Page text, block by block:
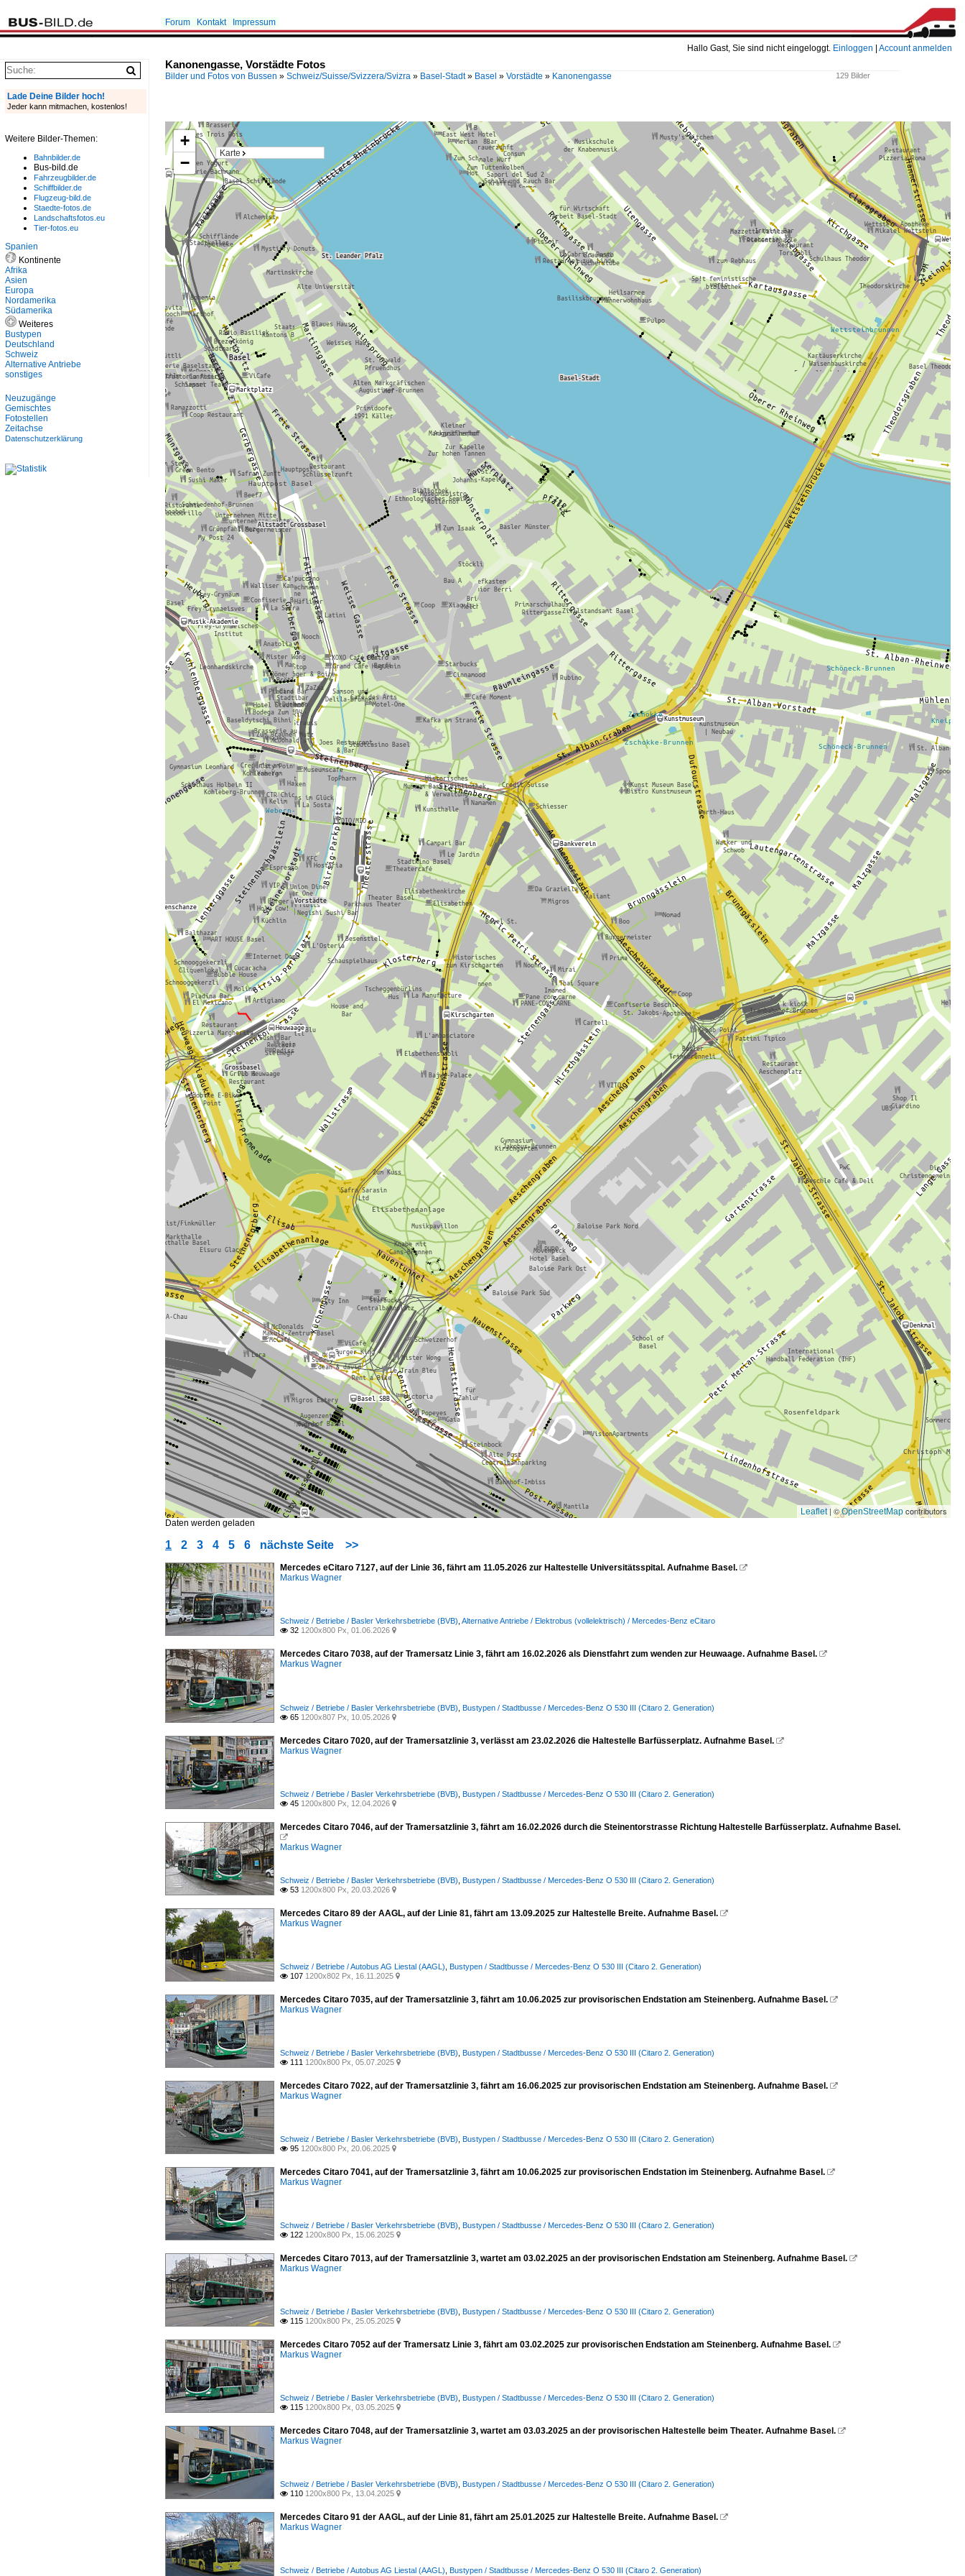
Hallo Gast, Sie sind nicht eingeloggt. Einloggen Account anmelden
Forum Kontakt Impressum
Kanonengasse, Vorstädte Fotos
129 Bilder
Bilder und Fotos von Bussen » Schweiz/Suisse/Svizzera/Svizra » Basel-Stadt» Basel » Vorstädte » Kanonengasse
Karte
+
−
Leaflet| ©OpenStreetMap contributors
Daten werden geladen
1 2 3 4 5 6 nächste Seite >>
Mercedes eCitaro 7127, auf der Linie 36, fährt am 11.05.2026 zur Haltestelle Universitätsspital. Aufnahme Basel. 
Markus Wagner
Schweiz / Betriebe / Basler Verkehrsbetriebe (BVB) Alternative Antriebe / Elektrobus (vollelektrisch) / Mercedes-Benz eCitaro
 32 1200x800 Px, 01.06.2026 
Mercedes Citaro 7038, auf der Tramersatz Linie 3, fährt am 16.02.2026 als Dienstfahrt zum wenden zur Heuwaage. Aufnahme Basel. 
Markus Wagner
Schweiz / Betriebe / Basler Verkehrsbetriebe (BVB) Bustypen / Stadtbusse / Mercedes-Benz O 530 III (Citaro 2. Generation)
 65 1200x807 Px, 10.05.2026 
Mercedes Citaro 7020, auf der Tramersatzlinie 3, verlässt am 23.02.2026 die Haltestelle Barfüsserplatz. Aufnahme Basel. 
Markus Wagner
Schweiz / Betriebe / Basler Verkehrsbetriebe (BVB) Bustypen / Stadtbusse / Mercedes-Benz O 530 III (Citaro 2. Generation)
 45 1200x800 Px, 12.04.2026 
Mercedes Citaro 7046, auf der Tramersatzlinie 3, fährt am 16.02.2026 durch die Steinentorstrasse Richtung Haltestelle Barfüsserplatz. Aufnahme Basel.

Markus Wagner
Schweiz / Betriebe / Basler Verkehrsbetriebe (BVB) Bustypen / Stadtbusse / Mercedes-Benz O 530 III (Citaro 2. Generation)
 53 1200x800 Px, 20.03.2026 
Mercedes Citaro 89 der AAGL, auf der Linie 81, fährt am 13.09.2025 zur Haltestelle Breite. Aufnahme Basel. 
Markus Wagner
Schweiz / Betriebe / Autobus AG Liestal (AAGL) Bustypen / Stadtbusse / Mercedes-Benz O 530 III (Citaro 2. Generation)
 107 1200x802 Px, 16.11.2025 
Mercedes Citaro 7035, auf der Tramersatzlinie 3, fährt am 10.06.2025 zur provisorischen Endstation am Steinenberg. Aufnahme Basel. 
Markus Wagner
Schweiz / Betriebe / Basler Verkehrsbetriebe (BVB) Bustypen / Stadtbusse / Mercedes-Benz O 530 III (Citaro 2. Generation)
 111 1200x800 Px, 05.07.2025 
Mercedes Citaro 7022, auf der Tramersatzlinie 3, fährt am 16.06.2025 zur provisorischen Endstation am Steinenberg. Aufnahme Basel. 
Markus Wagner
Schweiz / Betriebe / Basler Verkehrsbetriebe (BVB) Bustypen / Stadtbusse / Mercedes-Benz O 530 III (Citaro 2. Generation)
 95 1200x800 Px, 20.06.2025 
Mercedes Citaro 7041, auf der Tramersatzlinie 3, fährt am 10.06.2025 zur provisorischen Endstation im Steinenberg. Aufnahme Basel. 
Markus Wagner
Schweiz / Betriebe / Basler Verkehrsbetriebe (BVB) Bustypen / Stadtbusse / Mercedes-Benz O 530 III (Citaro 2. Generation)
 122 1200x800 Px, 15.06.2025 
Mercedes Citaro 7013, auf der Tramersatzlinie 3, wartet am 03.02.2025 an der provisorischen Endstation am Steinenberg. Aufnahme Basel. 
Markus Wagner
Schweiz / Betriebe / Basler Verkehrsbetriebe (BVB) Bustypen / Stadtbusse / Mercedes-Benz O 530 III (Citaro 2. Generation)
 115 1200x800 Px, 25.05.2025 
Mercedes Citaro 7052 auf der Tramersatz Linie 3, fährt am 03.02.2025 zur provisorischen Endstation am Steinenberg. Aufnahme Basel. 
Markus Wagner
Schweiz / Betriebe / Basler Verkehrsbetriebe (BVB) Bustypen / Stadtbusse / Mercedes-Benz O 530 III (Citaro 2. Generation)
 115 1200x800 Px, 03.05.2025 
Mercedes Citaro 7048, auf der Tramersatzlinie 3, wartet am 03.03.2025 an der provisorischen Haltestelle beim Theater. Aufnahme Basel. 
Markus Wagner
Schweiz / Betriebe / Basler Verkehrsbetriebe (BVB) Bustypen / Stadtbusse / Mercedes-Benz O 530 III (Citaro 2. Generation)
 110 1200x800 Px, 13.04.2025 
Mercedes Citaro 91 der AAGL, auf der Linie 81, fährt am 25.01.2025 zur Haltestelle Breite. Aufnahme Basel. 
Markus Wagner
Schweiz / Betriebe / Autobus AG Liestal (AAGL) Bustypen / Stadtbusse / Mercedes-Benz O 530 III (Citaro 2. Generation)
Lade Deine Bilder hoch!
Jeder kann mitmachen, kostenlos!
Weitere Bilder-Themen:
Bahnbilder.de
Bus-bild.de
Fahrzeugbilder.de
Schiffbilder.de
Flugzeug-bild.de
Staedte-fotos.de
Landschaftsfotos.eu
Tier-fotos.eu
Spanien
Kontinente
Afrika
Asien
Europa
Nordamerika
Südamerika
Weiteres
Bustypen
Deutschland
Schweiz
Alternative Antriebe
sonstiges
Neuzugänge
Gemischtes
Fotostellen
Zeitachse
Datenschutzerklärung